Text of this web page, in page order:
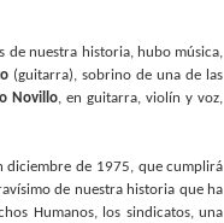
de nuestra historia, hubo música,
(guitarra), sobrino de una de las
Novillo, en guitarra, violín y voz,
diciembre de 1975, que cumplirá
de nuestra historia que ha
Humanos, los sindicatos, una